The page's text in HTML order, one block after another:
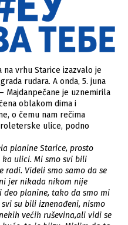
vrhu Starice izazvalo je
rudara. A onda, 5. juna
Majdanpečane je uznemirila
oblakom dima i
o čemu nam rečima
ulice, podno
planine Starice, prosto
ulici. Mi smo svi bili
radi. Videli smo samo da se
jer nikada nikom nije
planine, tako da smo mi
su bili iznenađeni, nismo
većih ruševina,ali vidi se